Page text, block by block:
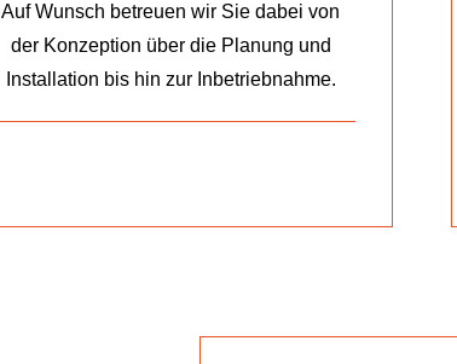
Auf Wunsch betreuen wir Sie dabei von
der Konzeption über die Planung und
Installation bis hin zur Inbetriebnahme.